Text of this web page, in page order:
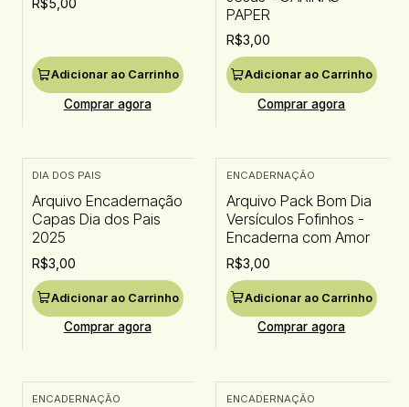
R$5,00
Adicionar ao Carrinho
Comprar agora
PAPER
R$3,00
Adicionar ao Carrinho
Comprar agora
DIA DOS PAIS
Arquivo Encadernação
Capas Dia dos Pais
2025
R$3,00
Adicionar ao Carrinho
Comprar agora
ENCADERNAÇÃO
Arquivo Pack Bom Dia
Versículos Fofinhos -
Encaderna com Amor
R$3,00
Adicionar ao Carrinho
Comprar agora
ENCADERNAÇÃO ENCADERNAÇÃO